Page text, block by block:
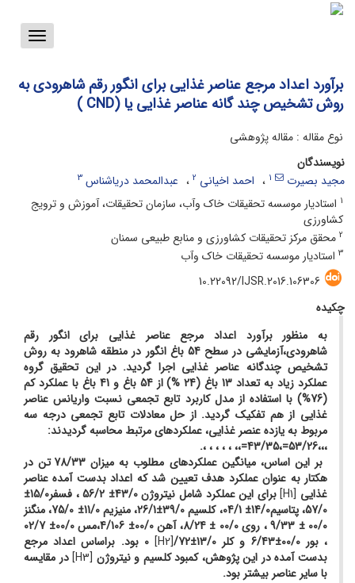
Toggle
برآورد اعداد مرجع عناصر غذایی برای انگور رقم شاهرودی به
روش تشخیص چند گانه عناصر غذایی یا (CND )
نوع مقاله : مقاله پژوهشی
نویسندگان
مجید بصیرت
1 احمد اخیانی 2 عبدالمحمد دریاشناس 3
1 استادیار موسسه تحقیقات خاک وآب، سازمان تحقیقات، آموزش و ترویج
کشاورزی
2 محقق مرکز تحقیقات کشاورزی و منابع طبیعی سمنان
3 استادیار موسسه تحقیقات خاک وآب
10.22092/IJSR.2016.106306
چکیده
به منظور برآورد اعداد مرجع عناصر غذایی برای انگور رقم
شاهرودی،
آزمایشی در سطح 54 باغ انگور در منطقه شاهرود به روش
تشخیص چندگانه عناصر غذایی اجرا گردید. در این تحقیق گروه
عملکرد زیاد به تعداد 13 باغ (24 %) از 54 باغ و 41 باغ با عملکرد کم
(76%) با استفاده از مدل کاربرد تابع تجمعی نسبت واریانس عناصر
غذایی از هم تفکیک گردید. از حل معادلات تابع تجمعی درجه سه
مربوط به یازده عنصر غذایی، عملکردهای مرتبط محاسبه گردیدند:
،،،53/26= ،43/35= ،،،،،،،.
بر این اساس، میانگین عملکرد­های مطلوب به میزان 78/33 تن در
هکتار به عنوان عملکرد هدف تعیین شد که اعداد بدست آمده عناصر
غذایی [H1]
برای این عملکرد شامل نیتروژن 43/0± 56/2 ، فسفر15/0±
57/0، پتاسیم14/0± 04/1، کلسیم 39/0±26/1، منیزیم 11/0± 75/0، منگنز
00/0 ± 9/33 ، روی 00/0 ± 8/24، آهن 00/0± 4/106،مس 00/0± 02/7
، بور 00/0±6/43 و کلر 13/0±72/
[H2]
0 بود. براساس اعداد مرجع
بدست آمده در این پژوهش، کمبود کلسیم و نیتروژن [H3]
در مقایسه
با سایر عناصر بیشتر بود.